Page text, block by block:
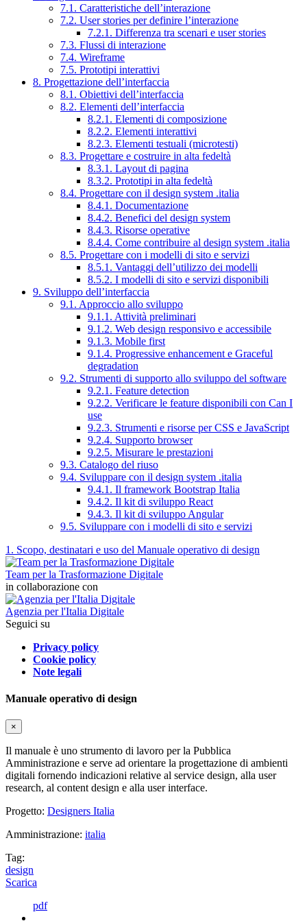
7.1. Caratteristiche dell’interazione
7.2. User stories per definire l’interazione
7.2.1. Differenza tra scenari e user stories
7.3. Flussi di interazione
7.4. Wireframe
7.5. Prototipi interattivi
8. Progettazione dell’interfaccia
8.1. Obiettivi dell’interfaccia
8.2. Elementi dell’interfaccia
8.2.1. Elementi di composizione
8.2.2. Elementi interattivi
8.2.3. Elementi testuali (microtesti)
8.3. Progettare e costruire in alta fedeltà
8.3.1. Layout di pagina
8.3.2. Prototipi in alta fedeltà
8.4. Progettare con il design system .italia
8.4.1. Documentazione
8.4.2. Benefici del design system
8.4.3. Risorse operative
8.4.4. Come contribuire al design system .italia
8.5. Progettare con i modelli di sito e servizi
8.5.1. Vantaggi dell’utilizzo dei modelli
8.5.2. I modelli di sito e servizi disponibili
9. Sviluppo dell’interfaccia
9.1. Approccio allo sviluppo
9.1.1. Attività preliminari
9.1.2. Web design responsivo e accessibile
9.1.3. Mobile first
9.1.4. Progressive enhancement e Graceful
degradation
9.2. Strumenti di supporto allo sviluppo del software
9.2.1. Feature detection
9.2.2. Verificare le feature disponibili con Can I
use
9.2.3. Strumenti e risorse per CSS e JavaScript
9.2.4. Supporto browser
9.2.5. Misurare le prestazioni
9.3. Catalogo del riuso
9.4. Sviluppare con il design system .italia
9.4.1. Il framework Bootstrap Italia
9.4.2. Il kit di sviluppo React
9.4.3. Il kit di sviluppo Angular
9.5. Sviluppare con i modelli di sito e servizi
1. Scopo, destinatari e uso del Manuale operativo di design
Team per la Trasformazione Digitale
in collaborazione con
Agenzia per l'Italia Digitale
Seguici su
Privacy policy
Cookie policy
Note legali
Manuale operativo di design
×
Il manuale è uno strumento di lavoro per la Pubblica
Amministrazione e serve ad orientare la progettazione di ambienti
digitali fornendo indicazioni relative al service design, alla user
research, al content design e alla user interface.
Progetto: Designers Italia
Amministrazione: italia
Tag:
design
Scarica
pdf